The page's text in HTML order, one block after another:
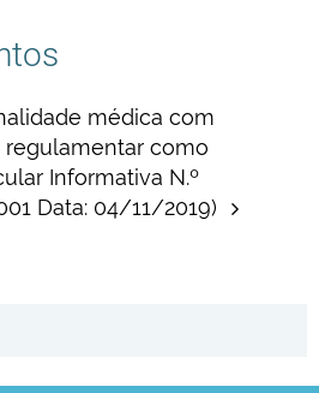
médica com
como
Informativa N.º
Data: 04/11/2019)